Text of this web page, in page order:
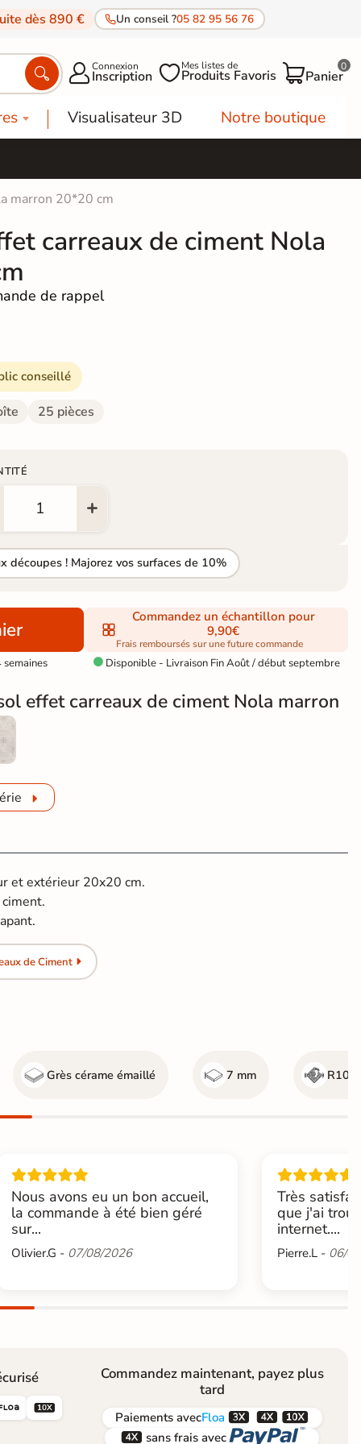
dès 890 € Un conseil ?05 82 95 56 76
 Connexion
Inscription Mes listes de
Produits Favoris Panier
0
Visualisateur 3D Notre boutique
marron 20*20 cm
carreaux de ciment Nola
de rappel
conseillé
25 pièces
découpes ! Majorez vos surfaces de 10%
Commandez un échantillon pour
9,90€
Frais remboursés sur une future commande
Disponible - Livraison Fin Août / début septembre
effet carreaux de ciment Nola marron
et extérieur 20x20 cm.
de Ciment
Grès cérame émaillé 7 mm R10
Nous avons eu un bon accueil,
la commande à été bien géré
sur...
Olivier.G - 07/08/2026
Très
que j'ai
internet....
Pierre.L - 06/

Commandez maintenant, payez plus
tard
PaiementsavecFloa  
 sans frais avec 